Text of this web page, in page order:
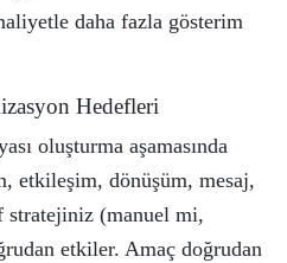
daha fazla gösterim
Hedefleri
oluşturma aşamasında
etkileşim, dönüşüm, mesaj,
stratejiniz (manuel mi,
etkiler. Amaç doğrudan